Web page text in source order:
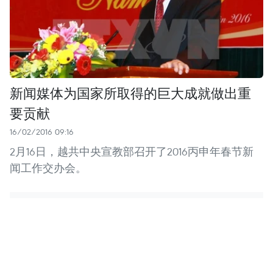
新闻媒体为国家所取得的巨大成就做出重
要贡献
16/02/2016 09:16
2月16日，越共中央宣教部召开了2016丙申年春节新
闻工作交办会。